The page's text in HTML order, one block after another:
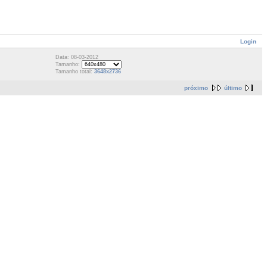
Login
Data: 08-03-2012
Tamanho:
Tamanho total: 3648x2736
próximo último